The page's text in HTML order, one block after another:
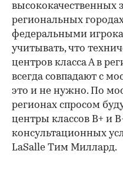
высококачественных
региональных
федеральными
учитывать, что
центров класса А в
всегда совпадают с
это и не нужно. По
регионах спросом
центры классов В+ и
консультационных
LaSalle Тим Миллард.